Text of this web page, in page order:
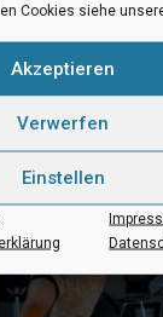
Cookies siehe
Akzeptieren
Verwerfen
Einstellen